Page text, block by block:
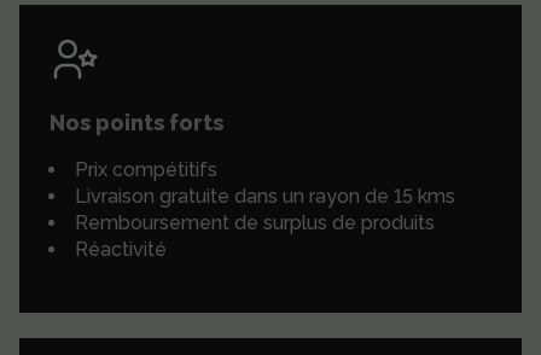
Nos points forts
Prix compétitifs
Livraison gratuite dans un rayon de 15 kms
Remboursement de surplus de produits
Réactivité